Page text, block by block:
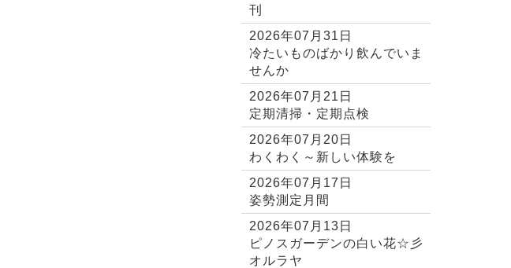
刊
2026年07月31日
冷たいものばかり飲んでいま
せんか
2026年07月21日
定期清掃・定期点検
2026年07月20日
わくわく～新しい体験を
2026年07月17日
姿勢測定月間
2026年07月13日
ピノスガーデンの白い花☆彡
オルラヤ